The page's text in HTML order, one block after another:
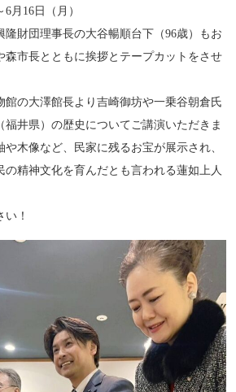
月16日（月）
隆財団理事長の大谷暢順台下（96歳）もお
森市長とともに挨拶とテープカットをさせ
館の大澤館長より吉崎御坊や一乗谷朝倉氏
福井県）の歴史についてご講演いただきま
や木像など、民家に残るお宝が展示され、
の精神文化を育んだとも言われる蓮如上人
！